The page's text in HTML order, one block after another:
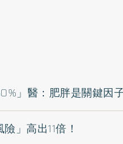
」醫：肥胖是關鍵因
」高出11倍！